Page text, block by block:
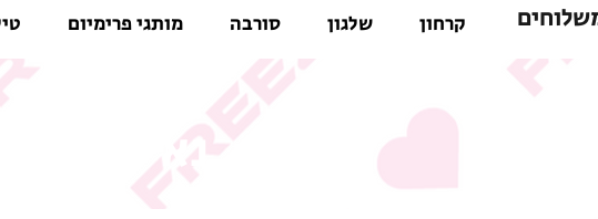
קרחון שלגון סורבה מותגי פרימיום
נא לשים